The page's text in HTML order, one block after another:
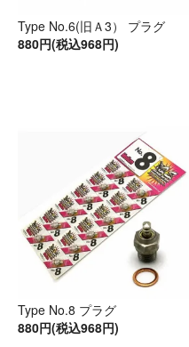
Type No.6(旧Ａ3） プラグ
880円(税込968円)
Type No.8 プラグ
880円(税込968円)